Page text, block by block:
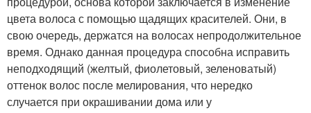
цвета волоса с помощью щадящих красителей. Они, в
свою очередь, держатся на волосах непродолжительное
время. Однако данная процедура способна исправить
неподходящий (желтый, фиолетовый, зеленоватый)
оттенок волос после мелирования, что нередко
случается при окрашивании дома или у